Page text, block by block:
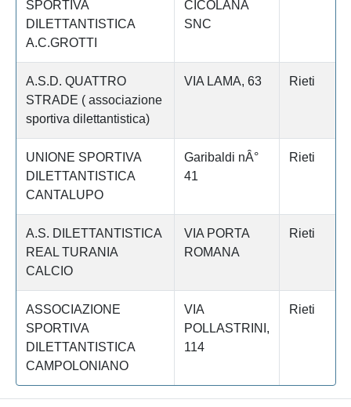
SPORTIVA
DILETTANTISTICA
A.C.GROTTI
CICOLANA
SNC
A.S.D. QUATTRO
STRADE ( associazione
sportiva dilettantistica)
VIA LAMA, 63 Rieti
UNIONE SPORTIVA
DILETTANTISTICA
CANTALUPO
Garibaldi nÂ°
41
Rieti
A.S. DILETTANTISTICA
REAL TURANIA
CALCIO
VIA PORTA
ROMANA
Rieti
ASSOCIAZIONE
SPORTIVA
DILETTANTISTICA
CAMPOLONIANO
VIA
POLLASTRINI,
114
Rieti